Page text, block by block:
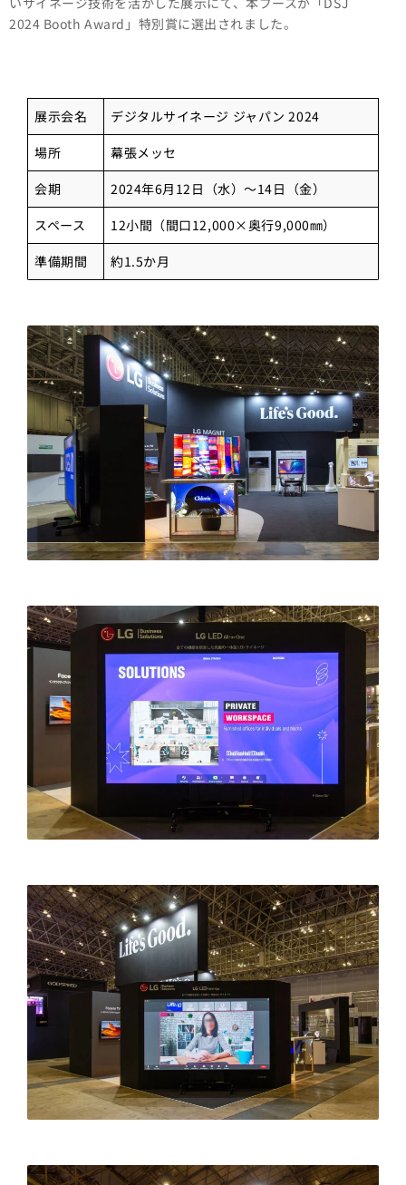
2024 Booth Award」特別賞に選出されました。
展示会名
デジタルサイネージ ジャパン 2024
場所
幕張メッセ
会期
2024年6月12日（水）〜14日（金）
スペース
12小間（間口12,000×奥行9,000㎜）
準備期間
約1.5か月